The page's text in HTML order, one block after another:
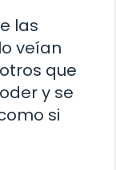
las
veían
que
y se
si